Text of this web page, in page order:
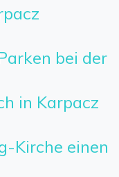
bei der
in Karpacz
Kirche einen